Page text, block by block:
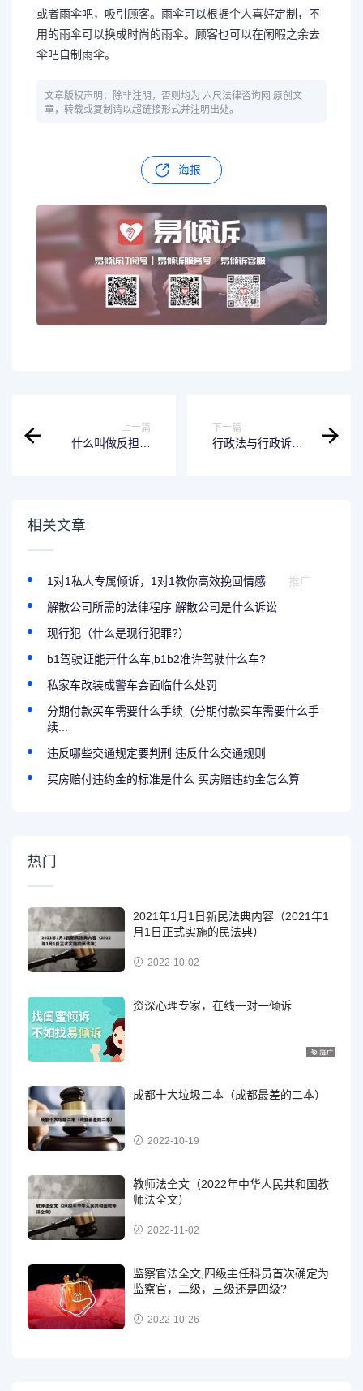
或者雨伞吧，吸引顾客。雨伞可以根据个人喜好定制，不
用的雨伞可以换成时尚的雨伞。顾客也可以在闲暇之余去
伞吧自制雨伞。
文章版权声明：除非注明，否则均为 六尺法律咨询网 原创文
章，转载或复制请以超链接形式并注明出处。
海报
上一篇
什么叫做反担保
下一篇
行政法与行政诉讼
相关文章
1对1私人专属倾诉，1对1教你高效挽回情感
推广
解散公司所需的法律程序 解散公司是什么诉讼
现行犯（什么是现行犯罪?）
b1驾驶证能开什么车,b1b2准许驾驶什么车?
私家车改装成警车会面临什么处罚
分期付款买车需要什么手续（分期付款买车需要什么手
续...
违反哪些交通规定要判刑 违反什么交通规则
买房赔付违约金的标准是什么 买房赔违约金怎么算
热门
2021年1月1日新民法典内容（2021年1
月1日正式实施的民法典）
2022-10-02
资深心理专家，在线一对一倾诉
成都十大垃圾二本（成都最差的二本）
2022-10-19
教师法全文（2022年中华人民共和国教
师法全文）
2022-11-02
监察官法全文,四级主任科员首次确定为
监察官，二级，三级还是四级?
2022-10-26